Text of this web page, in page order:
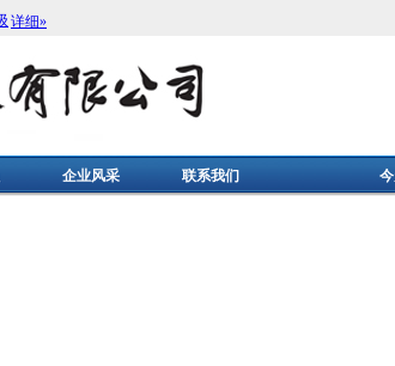
企业风采 联系我们